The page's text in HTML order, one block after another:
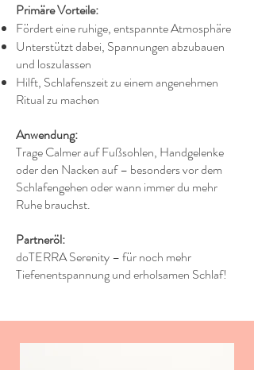
Primäre Vorteile:
Fördert eine ruhige, entspannte Atmosphäre
Unterstützt dabei, Spannungen abzubauen
und loszulassen
Hilft, Schlafenszeit zu einem angenehmen
Ritual zu machen
Anwendung:
Trage Calmer auf Fußsohlen, Handgelenke
oder den Nacken auf – besonders vor dem
Schlafengehen oder wann immer du mehr
Ruhe brauchst.
Partneröl:
doTERRA Serenity – für noch mehr
Tiefenentspannung und erholsamen Schlaf!